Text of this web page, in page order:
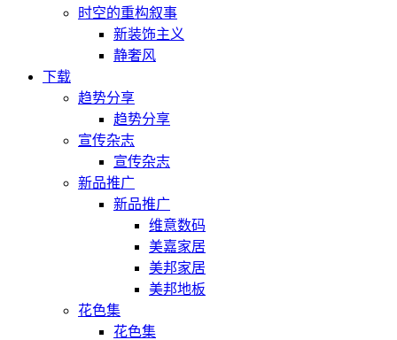
时空的重构叙事
新装饰主义
静奢风
下载
趋势分享
趋势分享
宣传杂志
宣传杂志
新品推广
新品推广
维意数码
美嘉家居
美邦家居
美邦地板
花色集
花色集